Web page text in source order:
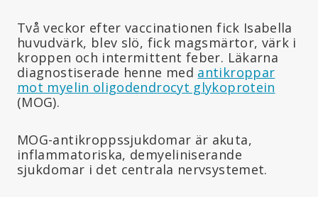
Två veckor efter vaccinationen fick Isabella
huvudvärk, blev slö, fick magsmärtor, värk i
kroppen och intermittent feber. Läkarna
diagnostiserade henne med antikroppar
mot myelin oligodendrocyt glykoprotein
(MOG).
MOG-antikroppssjukdomar är akuta,
inflammatoriska, demyeliniserande
sjukdomar i det centrala nervsystemet.